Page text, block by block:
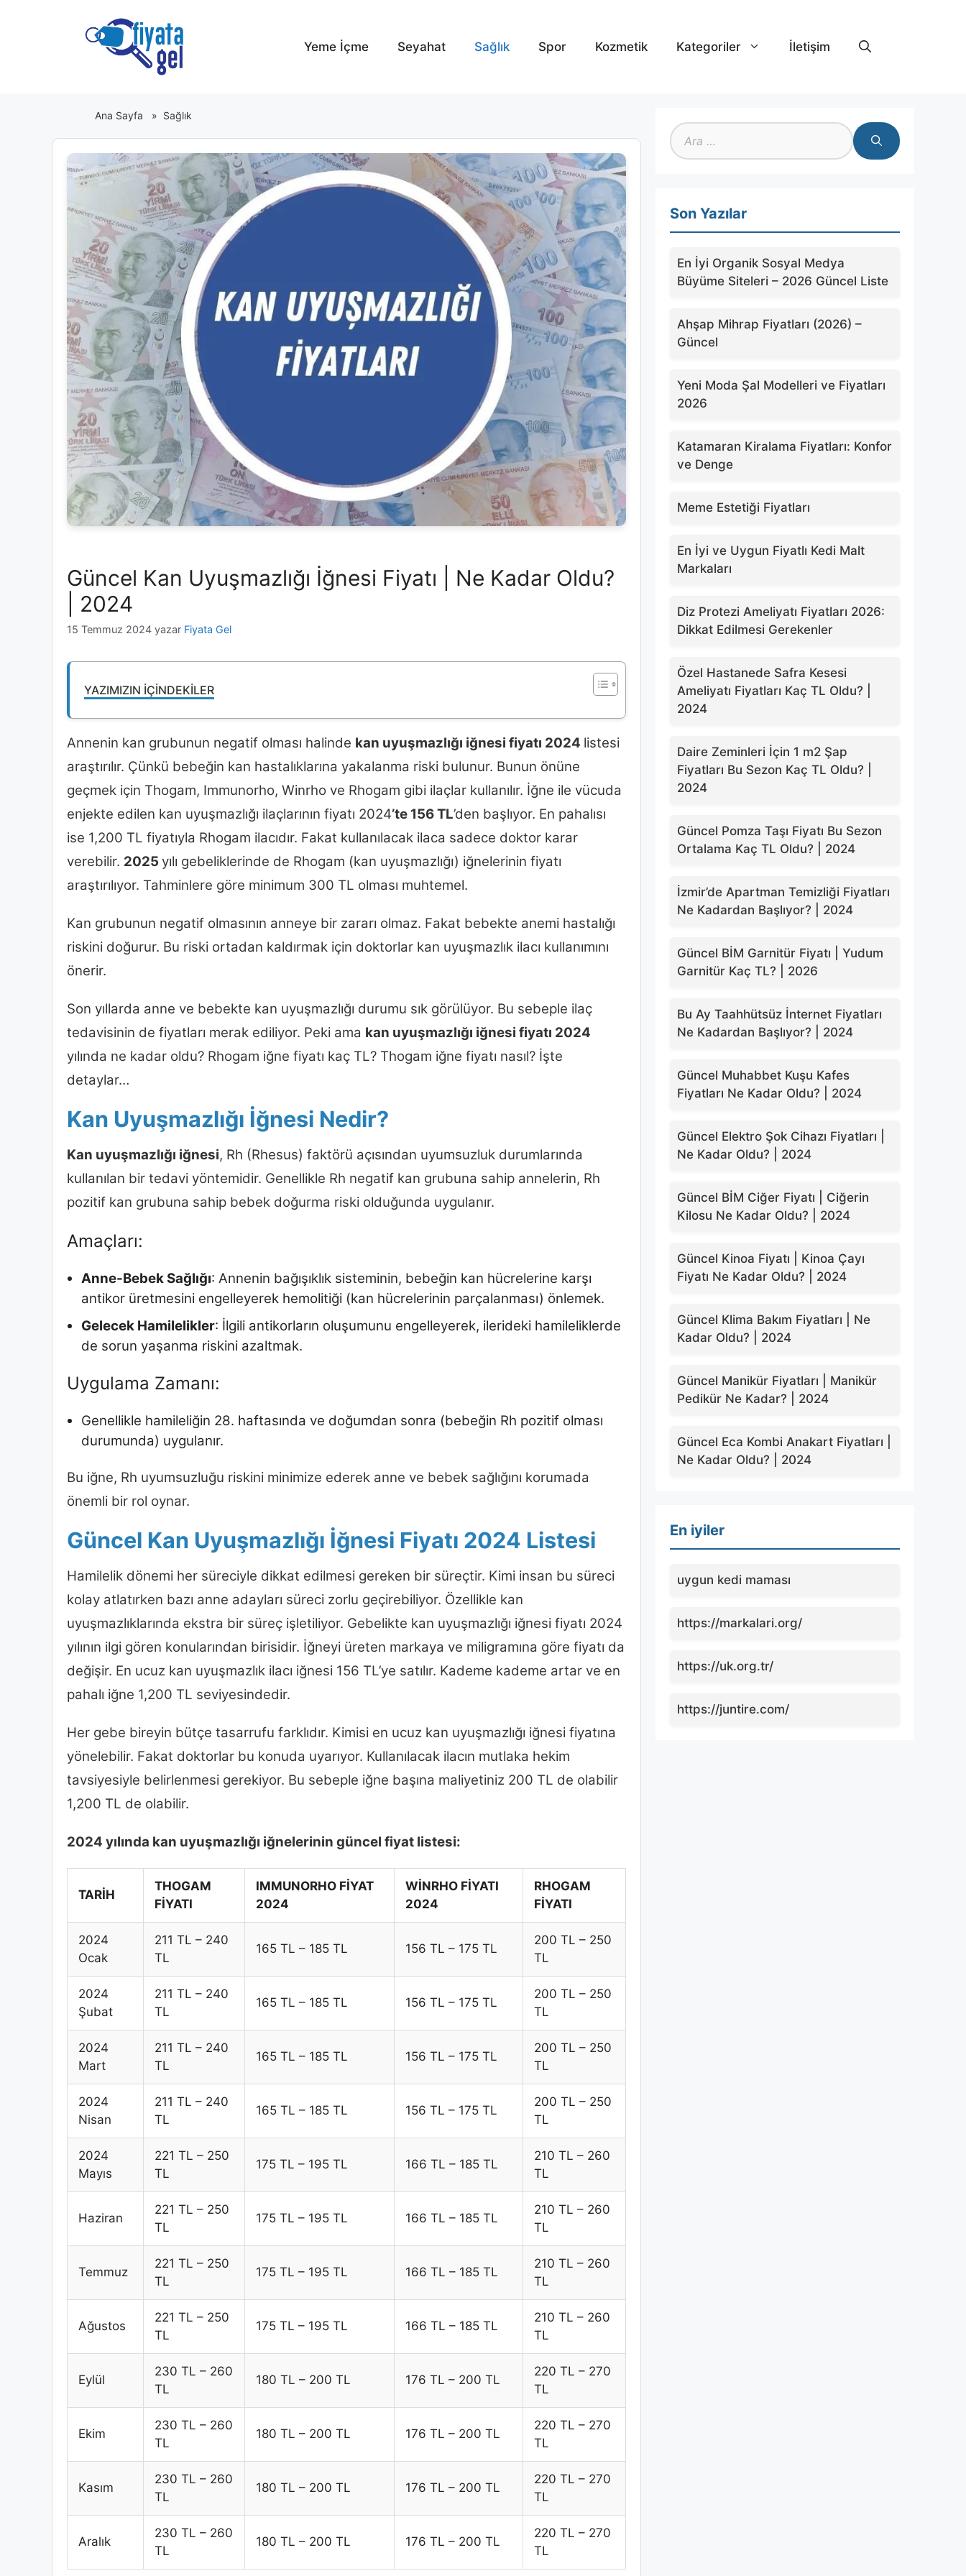
Yeme İçme
Seyahat Sağlık Spor Kozmetik Kategoriler İletişim
Ana Sayfa » Sağlık
Güncel Kan Uyuşmazlığı İğnesi Fiyatı | Ne Kadar Oldu?
| 2024
15 Temmuz 2024 yazar Fiyata Gel
YAZIMIZIN İÇINDEKILER
Annenin kan grubunun negatif olması halinde kan uyuşmazlığı iğnesi fiyatı 2024 listesi
araştırılır. Çünkü bebeğin kan hastalıklarına yakalanma riski bulunur. Bunun önüne
geçmek için Thogam, Immunorho, Winrho ve Rhogam gibi ilaçlar kullanılır. İğne ile vücuda
enjekte edilen kan uyuşmazlığı ilaçlarının fiyatı 2024’te 156 TL’den başlıyor. En pahalısı
ise 1,200 TL fiyatıyla Rhogam ilacıdır. Fakat kullanılacak ilaca sadece doktor karar
verebilir. 2025 yılı gebeliklerinde de Rhogam (kan uyuşmazlığı) iğnelerinin fiyatı
araştırılıyor. Tahminlere göre minimum 300 TL olması muhtemel.
Kan grubunun negatif olmasının anneye bir zararı olmaz. Fakat bebekte anemi hastalığı
riskini doğurur. Bu riski ortadan kaldırmak için doktorlar kan uyuşmazlık ilacı kullanımını
önerir.
Son yıllarda anne ve bebekte kan uyuşmazlığı durumu sık görülüyor. Bu sebeple ilaç
tedavisinin de fiyatları merak ediliyor. Peki ama kan uyuşmazlığı iğnesi fiyatı 2024
yılında ne kadar oldu? Rhogam iğne fiyatı kaç TL? Thogam iğne fiyatı nasıl? İşte
detaylar…
Kan Uyuşmazlığı İğnesi Nedir?
Kan uyuşmazlığı iğnesi, Rh (Rhesus) faktörü açısından uyumsuzluk durumlarında
kullanılan bir tedavi yöntemidir. Genellikle Rh negatif kan grubuna sahip annelerin, Rh
pozitif kan grubuna sahip bebek doğurma riski olduğunda uygulanır.
Amaçları:
Anne-Bebek Sağlığı: Annenin bağışıklık sisteminin, bebeğin kan hücrelerine karşı
antikor üretmesini engelleyerek hemolitiği (kan hücrelerinin parçalanması) önlemek.
Gelecek Hamilelikler: İlgili antikorların oluşumunu engelleyerek, ilerideki hamileliklerde
de sorun yaşanma riskini azaltmak.
Uygulama Zamanı:
Genellikle hamileliğin 28. haftasında ve doğumdan sonra (bebeğin Rh pozitif olması
durumunda) uygulanır.
Bu iğne, Rh uyumsuzluğu riskini minimize ederek anne ve bebek sağlığını korumada
önemli bir rol oynar.
Güncel Kan Uyuşmazlığı İğnesi Fiyatı 2024 Listesi
Hamilelik dönemi her süreciyle dikkat edilmesi gereken bir süreçtir. Kimi insan bu süreci
kolay atlatırken bazı anne adayları süreci zorlu geçirebiliyor. Özellikle kan
uyuşmazlıklarında ekstra bir süreç işletiliyor. Gebelikte kan uyuşmazlığı iğnesi fiyatı 2024
yılının ilgi gören konularından birisidir. İğneyi üreten markaya ve miligramına göre fiyatı da
değişir. En ucuz kan uyuşmazlık ilacı iğnesi 156 TL’ye satılır. Kademe kademe artar ve en
pahalı iğne 1,200 TL seviyesindedir.
Her gebe bireyin bütçe tasarrufu farklıdır. Kimisi en ucuz kan uyuşmazlığı iğnesi fiyatına
yönelebilir. Fakat doktorlar bu konuda uyarıyor. Kullanılacak ilacın mutlaka hekim
tavsiyesiyle belirlenmesi gerekiyor. Bu sebeple iğne başına maliyetiniz 200 TL de olabilir
1,200 TL de olabilir.
2024 yılında kan uyuşmazlığı iğnelerinin güncel fiyat listesi:
TARİH
THOGAM
FİYATI
IMMUNORHO FİYAT
2024
WİNRHO FİYATI
2024
RHOGAM
FİYATI
2024
Ocak
211 TL – 240
TL
165 TL – 185 TL 156 TL – 175 TL
200 TL – 250
TL
2024
Şubat
211 TL – 240
TL
165 TL – 185 TL 156 TL – 175 TL
200 TL – 250
TL
2024
Mart
211 TL – 240
TL
165 TL – 185 TL 156 TL – 175 TL
200 TL – 250
TL
2024
Nisan
211 TL – 240
TL
165 TL – 185 TL 156 TL – 175 TL
200 TL – 250
TL
2024
Mayıs
221 TL – 250
TL
175 TL – 195 TL 166 TL – 185 TL
210 TL – 260
TL
Haziran
221 TL – 250
TL
175 TL – 195 TL 166 TL – 185 TL
210 TL – 260
TL
Temmuz
221 TL – 250
TL
175 TL – 195 TL 166 TL – 185 TL
210 TL – 260
TL
Ağustos
221 TL – 250
TL
175 TL – 195 TL 166 TL – 185 TL
210 TL – 260
TL
Eylül
230 TL – 260
TL
180 TL – 200 TL 176 TL – 200 TL
220 TL – 270
TL
Ekim
230 TL – 260
TL
180 TL – 200 TL 176 TL – 200 TL
220 TL – 270
TL
Kasım
230 TL – 260
TL
180 TL – 200 TL 176 TL – 200 TL
220 TL – 270
TL
Aralık
230 TL – 260
TL
180 TL – 200 TL 176 TL – 200 TL
220 TL – 270
TL
için
ara
Son Yazılar
En İyi Organik Sosyal Medya
Büyüme Siteleri – 2026 Güncel Liste
Ahşap Mihrap Fiyatları (2026) –
Güncel
Yeni Moda Şal Modelleri ve Fiyatları
2026
Katamaran Kiralama Fiyatları: Konfor
ve Denge
Meme Estetiği Fiyatları
En İyi ve Uygun Fiyatlı Kedi Malt
Markaları
Diz Protezi Ameliyatı Fiyatları 2026:
Dikkat Edilmesi Gerekenler
Özel Hastanede Safra Kesesi
Ameliyatı Fiyatları Kaç TL Oldu? |
2024
Daire Zeminleri İçin 1 m2 Şap
Fiyatları Bu Sezon Kaç TL Oldu? |
2024
Güncel Pomza Taşı Fiyatı Bu Sezon
Ortalama Kaç TL Oldu? | 2024
İzmir’de Apartman Temizliği Fiyatları
Ne Kadardan Başlıyor? | 2024
Güncel BİM Garnitür Fiyatı | Yudum
Garnitür Kaç TL? | 2026
Bu Ay Taahhütsüz İnternet Fiyatları
Ne Kadardan Başlıyor? | 2024
Güncel Muhabbet Kuşu Kafes
Fiyatları Ne Kadar Oldu? | 2024
Güncel Elektro Şok Cihazı Fiyatları |
Ne Kadar Oldu? | 2024
Güncel BİM Ciğer Fiyatı | Ciğerin
Kilosu Ne Kadar Oldu? | 2024
Güncel Kinoa Fiyatı | Kinoa Çayı
Fiyatı Ne Kadar Oldu? | 2024
Güncel Klima Bakım Fiyatları | Ne
Kadar Oldu? | 2024
Güncel Manikür Fiyatları | Manikür
Pedikür Ne Kadar? | 2024
Güncel Eca Kombi Anakart Fiyatları |
Ne Kadar Oldu? | 2024
En iyiler
uygun kedi maması
https://markalari.org/
https://uk.org.tr/
https://juntire.com/